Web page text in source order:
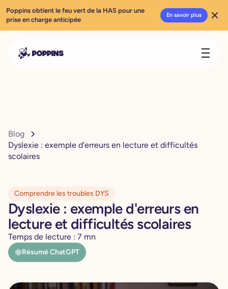
Blog
Dyslexie : exemple d'erreurs en lecture et difficultés
scolaires
Comprendre les troubles DYS
Dyslexie : exemple d'erreurs en
lecture et difficultés scolaires
Temps de lecture : 7 mn
Résumé ChatGPT
Poppins obtient le feu vert de la HAS pour une
prise en charge anticipée
En savoir plus